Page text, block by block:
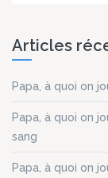
Articles
Papa, à quoi on
Papa, à quoi on
sang
Papa, à quoi on